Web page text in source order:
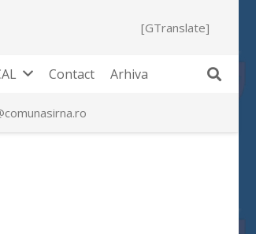
[GTranslate]
Contact Arhiva